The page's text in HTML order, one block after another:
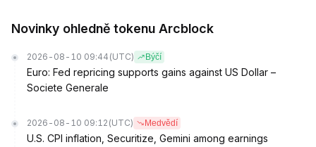
Novinky ohledně tokenu Arcblock
2026-08-10 09:44 (UTC) Býčí
Euro: Fed repricing supports gains against US Dollar –
Societe Generale
2026-08-10 09:12 (UTC) Medvědí
U.S. CPI inflation, Securitize, Gemini among earnings